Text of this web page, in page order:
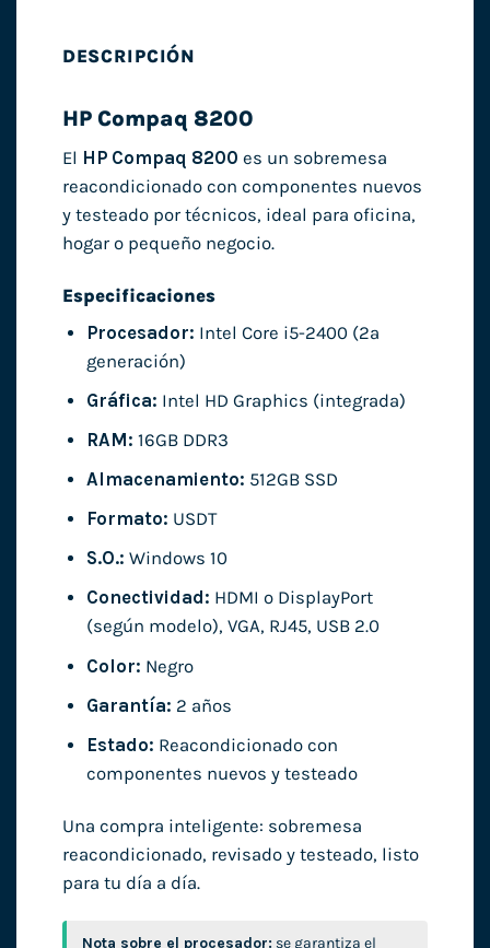
DESCRIPCIÓN
HP Compaq 8200
El HP Compaq 8200 es un sobremesa
reacondicionado con componentes nuevos
y testeado por técnicos, ideal para oficina,
hogar o pequeño negocio.
Especificaciones
Procesador: Intel Core i5-2400 (2ª
generación)
Gráfica: Intel HD Graphics (integrada)
RAM: 16GB DDR3
Almacenamiento: 512GB SSD
Formato: USDT
S.O.: Windows 10
Conectividad: HDMI o DisplayPort
(según modelo), VGA, RJ45, USB 2.0
Color: Negro
Garantía: 2 años
Estado: Reacondicionado con
componentes nuevos y testeado
Una compra inteligente: sobremesa
reacondicionado, revisado y testeado, listo
para tu día a día.
Nota sobre el procesador: se garantiza el